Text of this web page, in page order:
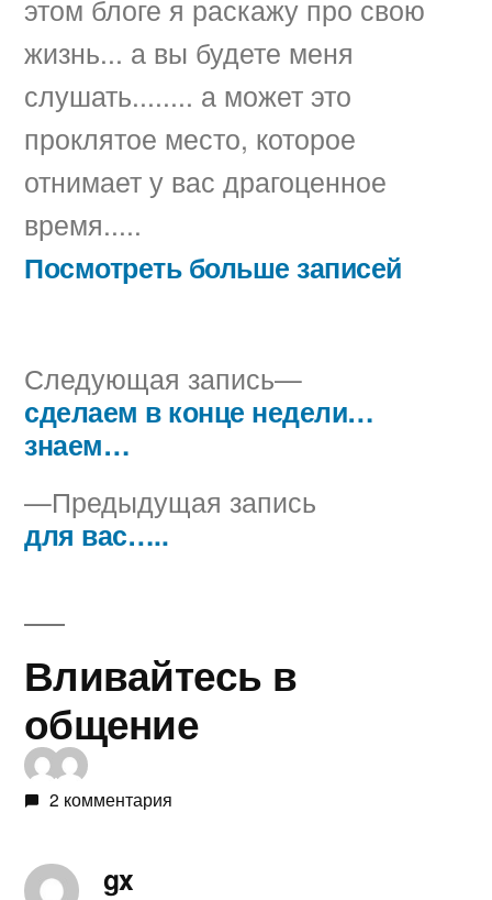
этом блоге я раскажу про свою
жизнь... а вы будете меня
слушать........ а может это
проклятое место, которое
отнимает у вас драгоценное
время.....
Посмотреть больше записей
Навигация
записям
Предыдущая запись
для вас…..
Следующая запись
Следующая
запись:
сделаем в конце недели…
знаем…
Вливайтесь в
общение
2 комментария
gx